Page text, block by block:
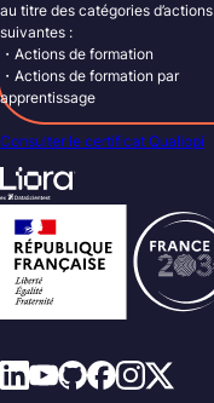
au titre des catégories d’actions
suivantes :
・Actions de formation
・Actions de formation par
apprentissage
Consulter le certificat Qualiopi